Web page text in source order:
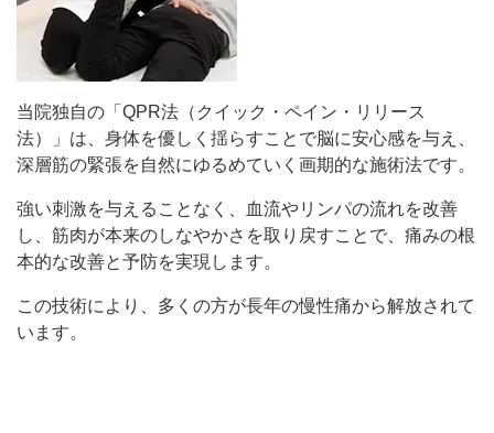
当院独自の「QPR法（クイック・ペイン・リリース
法）」は、身体を優しく揺らすことで脳に安心感を与え、
深層筋の緊張を自然にゆるめていく画期的な施術法です。
強い刺激を与えることなく、血流やリンパの流れを改善
し、筋肉が本来のしなやかさを取り戻すことで、痛みの根
本的な改善と予防を実現します。
この技術により、多くの方が長年の慢性痛から解放されて
います。